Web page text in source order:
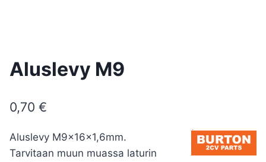
Aluslevy M9
0,70 €
Aluslevy M9x16x1,6mm.
Tarvitaan muun muassa laturin